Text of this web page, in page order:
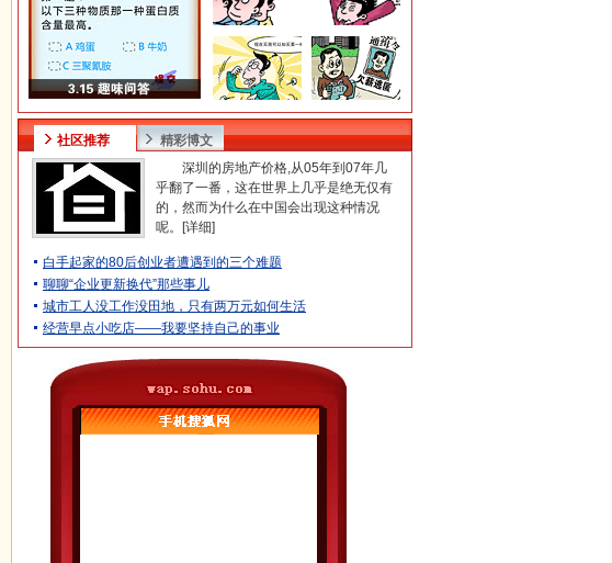
社区推荐
精彩博文
深圳的房地产价格,从05年到07年几
乎翻了一番，这在世界上几乎是绝无仅有
的，然而为什么在中国会出现这种情况
呢。[详细]
白手起家的80后创业者遭遇到的三个难题
聊聊“企业更新换代”那些事儿
城市工人没工作没田地，只有两万元如何生活
经营早点小吃店——我要坚持自己的事业